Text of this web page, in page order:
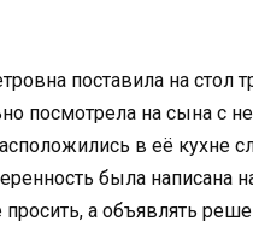
поставила на стол
посмотрела на сына с
в её кухне
была написана
а объявлять